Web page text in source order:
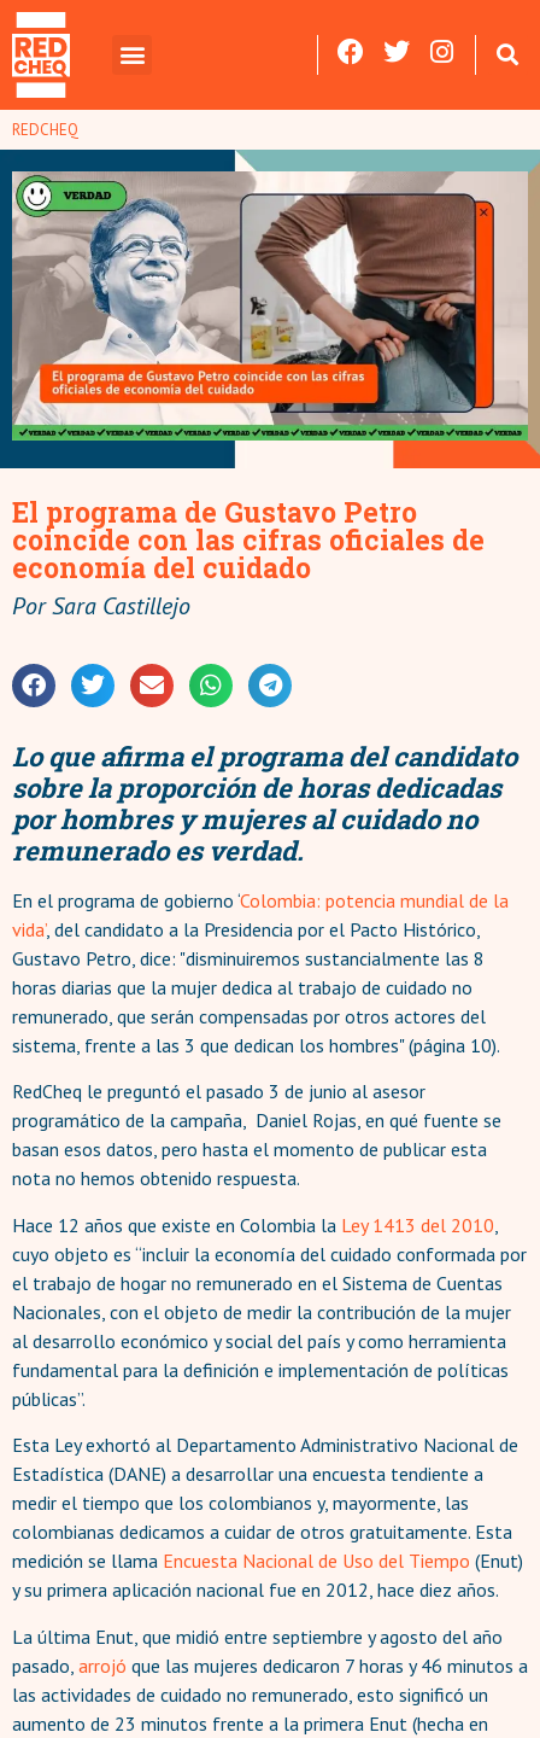
REDCHEQ
El programa de Gustavo Petro
coincide con las cifras oficiales de
economía del cuidado
PorSara Castillejo
Lo que afirma el programa del candidato
sobre la proporción de horas dedicadas
por hombres y mujeres al cuidado no
remunerado es verdad.
En el programa de gobierno ‘Colombia: potencia mundial de la
vida’, del candidato a la Presidencia por el Pacto Histórico,
Gustavo Petro, dice: "disminuiremos sustancialmente las 8
horas diarias que la mujer dedica al trabajo de cuidado no
remunerado, que serán compensadas por otros actores del
sistema, frente a las 3 que dedican los hombres" (página 10).
RedCheq le preguntó el pasado 3 de junio al asesor
programático de la campaña, Daniel Rojas, en qué fuente se
basan esos datos, pero hasta el momento de publicar esta
nota no hemos obtenido respuesta.
Hace 12 años que existe en Colombia la Ley 1413 del 2010
cuyo objeto es “incluir la economía del cuidado conformada por
el trabajo de hogar no remunerado en el Sistema de Cuentas
Nacionales, con el objeto de medir la contribución de la mujer
al desarrollo económico y social del país y como herramienta
fundamental para la definición e implementación de políticas
públicas”.
Esta Ley exhortó al Departamento Administrativo Nacional de
Estadística (DANE) a desarrollar una encuesta tendiente a
medir el tiempo que los colombianos y, mayormente, las
colombianas dedicamos a cuidar de otros gratuitamente. Esta
medición se llama Encuesta Nacional de Uso del Tiempo (Enut)
y su primera aplicación nacional fue en 2012, hace diez años.
La última Enut, que midió entre septiembre y agosto del año
pasado, arrojó que las mujeres dedicaron 7 horas y 46 minutos a
las actividades de cuidado no remunerado, esto significó un
aumento de 23 minutos frente a la primera Enut (hecha en